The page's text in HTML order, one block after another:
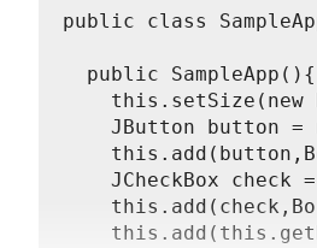
public class
public SampleApp(){
this.setSize(new
JButton button =
JCheckBox check =